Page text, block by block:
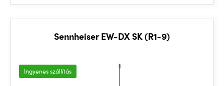
Sennheiser EW-DX SK (R1-9)
Ingyenes szállítás